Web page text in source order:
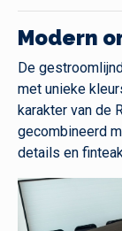
Modern
De
met unieke
karakter van de
gecombineerd
details en